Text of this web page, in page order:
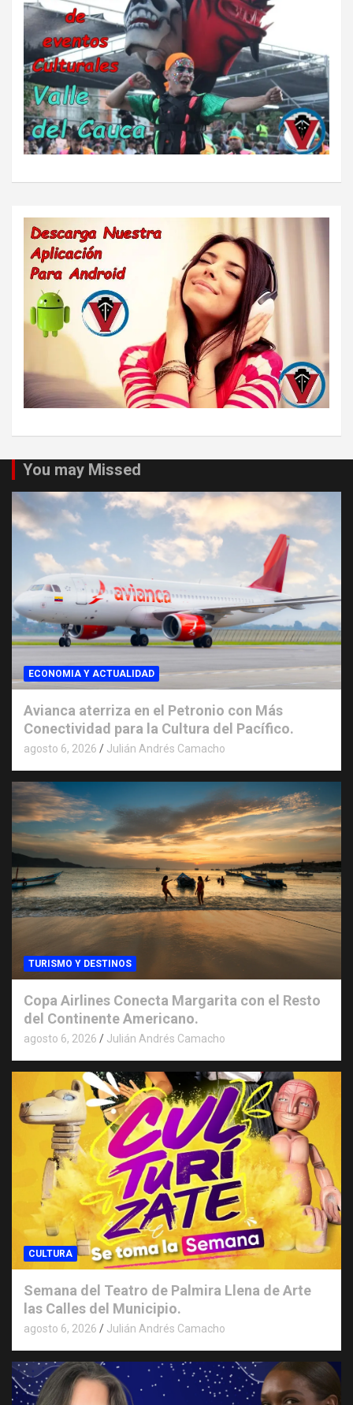
You may Missed
ECONOMIA Y ACTUALIDAD
Avianca aterriza en el Petronio con Más
Conectividad para la Cultura del Pacífico.
agosto 6, 2026 Julián Andrés Camacho
TURISMO Y DESTINOS
Copa Airlines Conecta Margarita con el Resto
del Continente Americano.
agosto 6, 2026 Julián Andrés Camacho
CULTURA
Semana del Teatro de Palmira Llena de Arte
las Calles del Municipio.
agosto 6, 2026 Julián Andrés Camacho